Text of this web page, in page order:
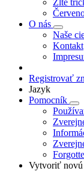
O nás
Naše
Kontakt
Registrovať
Jazyk
Pomocník
Vytvoriť novú